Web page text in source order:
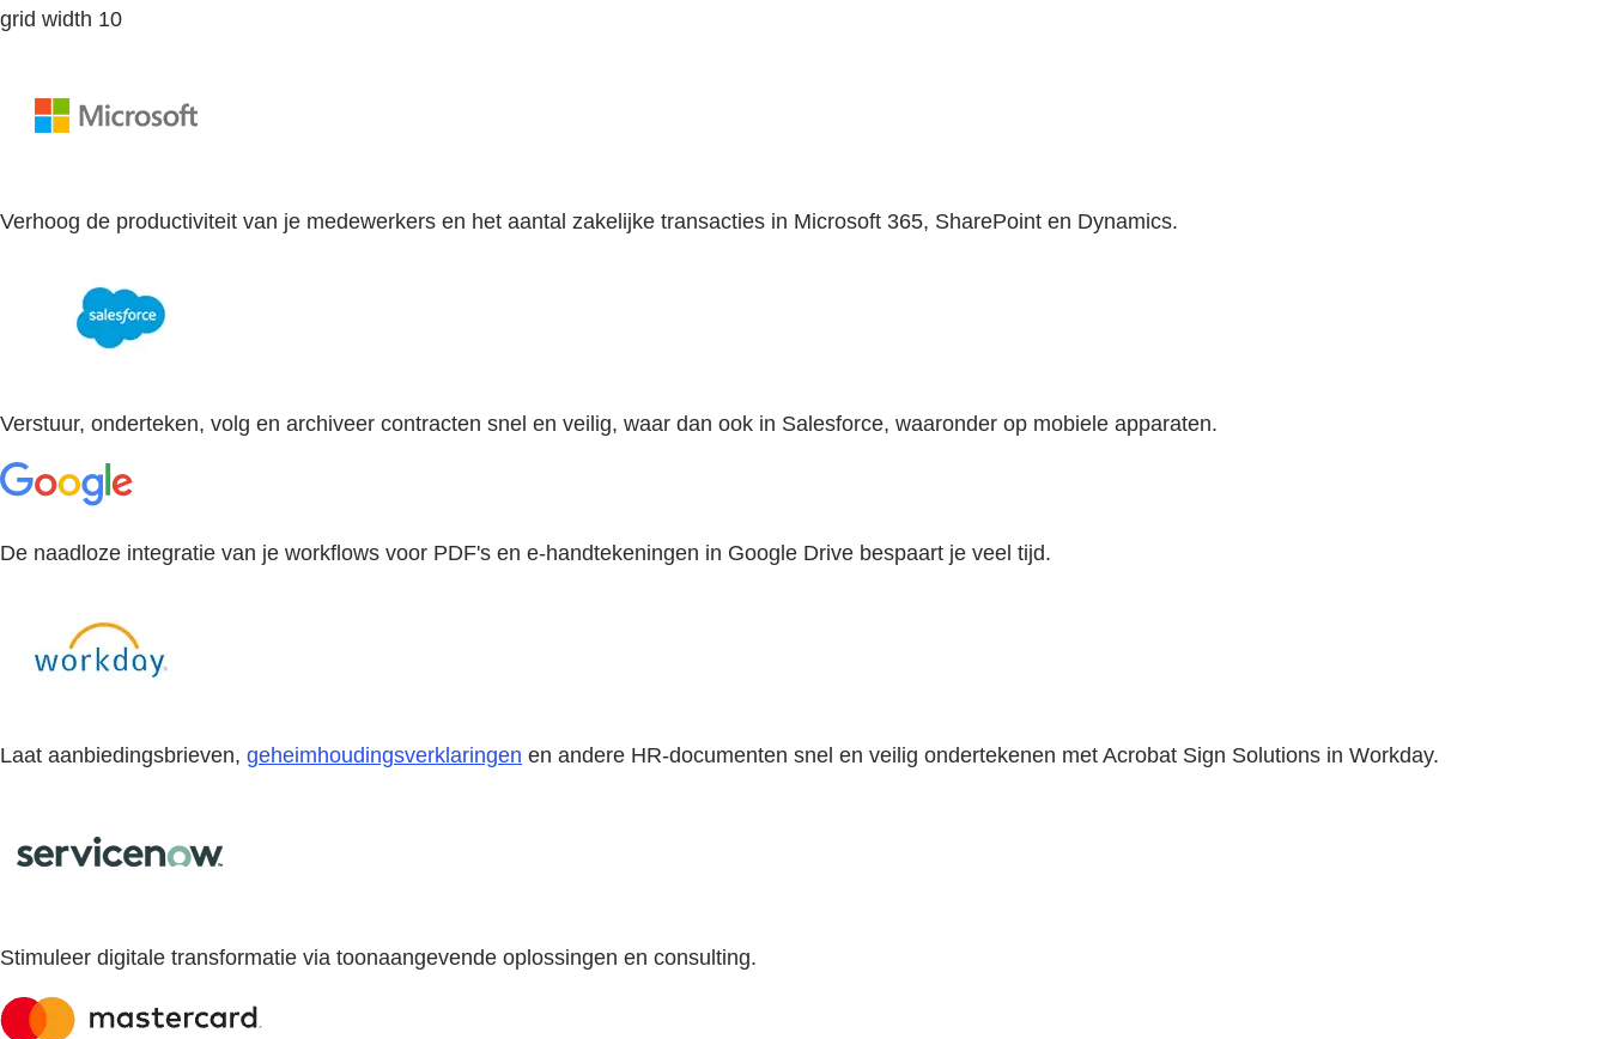
grid width 10
Verhoog de productiviteit van je medewerkers en het aantal zakelijke transacties in Microsoft 365, SharePoint en Dynamics.
Verstuur, onderteken, volg en archiveer contracten snel en veilig, waar dan ook in Salesforce, waaronder op mobiele apparaten.
De naadloze integratie van je workflows voor PDF's en e-handtekeningen in Google Drive bespaart je veel tijd.
Laat aanbiedingsbrieven, geheimhoudingsverklaringen en andere HR-documenten snel en veilig ondertekenen met Acrobat Sign Solutions in Workday.
Stimuleer digitale transformatie via toonaangevende oplossingen en consulting.